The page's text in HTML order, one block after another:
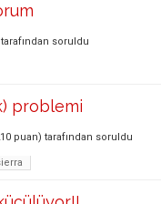
tarafından soruldu
problemi
puan) tarafından soruldu